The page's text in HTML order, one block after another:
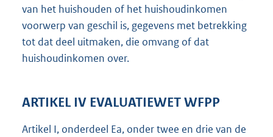
van het huishouden of het huishoudinkomen
voorwerp van geschil is, gegevens met betrekking
tot dat deel uitmaken, die omvang of dat
huishoudinkomen over.
ARTIKEL IV EVALUATIEWET WFPP
Artikel I, onderdeel Ea, onder twee en drie van de